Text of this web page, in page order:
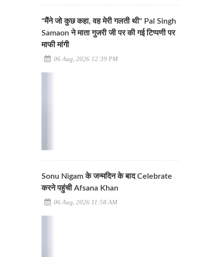
"मैंने जो कुछ कहा, वह मेरी गलती थी" Pal Singh
Samaon ने माता गुजरी जी पर की गई टिप्पणी पर
माफी मांगी
06 Aug, 2026 12:39 PM
Sonu Nigam के जन्मदिन के बाद Celebrate
करने पहुंची Afsana Khan
06 Aug, 2026 11:58 AM